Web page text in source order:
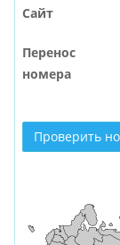
Сайт
Перенос
номера
Проверить